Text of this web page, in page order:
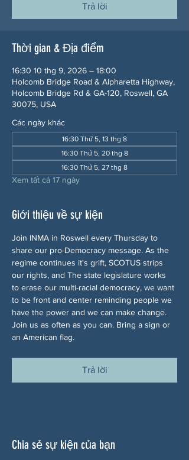
Trả lời
Thời gian & Địa điểm
16:30 10 thg 9, 2026 – 18:00
Holcomb Bridge Road & Alpharetta Highway,
Holcomb Bridge Rd & GA-120, Roswell, GA
30075, USA
Các ngày khác
16:30 Thứ 5, 13 thg 8
16:30 Thứ 5, 20 thg 8
16:30 Thứ 5, 27 thg 8
Xem tất cả 17 ngày
Giới thiệu về sự kiện
Join INMA in Roswell every Thursday to
share our pro-Democracy message. As the
regime continues it's grift, SCOTUS strips
our rights, and The state legislature works
to erase our multi-racial democracy, we want
to be front and center reminding people we
have the power and we can make change.
Join us as often as you can. Bring a sign or
an American flag.
Trả lời
Chia sẻ sự kiện của bạn